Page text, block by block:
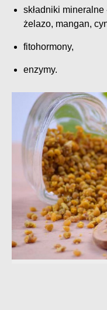
składniki
żelazo, mangan,
fitohormony,
enzymy.